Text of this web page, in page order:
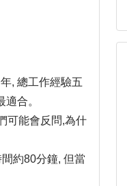
, 總工作經驗五
合。
可能會反問,為什
約80分鐘, 但當